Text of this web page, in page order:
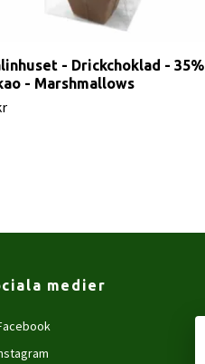
- Drickchoklad - 35%
- Marshmallows
medier